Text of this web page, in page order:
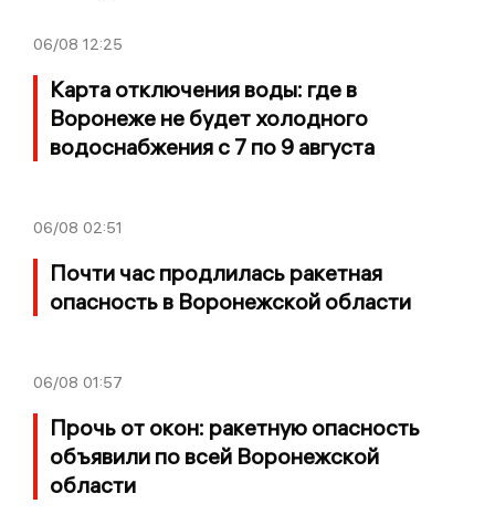
06/08 12:25
Карта отключения воды: где в
Воронеже не будет холодного
водоснабжения с 7 по 9 августа
06/08 02:51
Почти час продлилась ракетная
опасность в Воронежской области
06/08 01:57
Прочь от окон: ракетную опасность
объявили по всей Воронежской
области